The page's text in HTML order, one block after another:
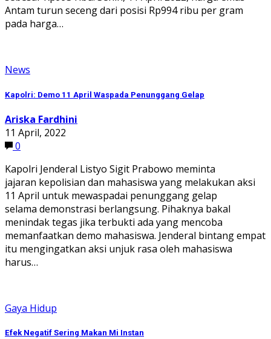
Antam turun seceng dari posisi Rp994 ribu per gram
pada harga…
News
Kapolri: Demo 11 April Waspada Penunggang Gelap
Ariska Fardhini
11 April, 2022
0
Kapolri Jenderal Listyo Sigit Prabowo meminta
jajaran kepolisian dan mahasiswa yang melakukan aksi
11 April untuk mewaspadai penunggang gelap
selama demonstrasi berlangsung. Pihaknya bakal
menindak tegas jika terbukti ada yang mencoba
memanfaatkan demo mahasiswa. Jenderal bintang empat
itu mengingatkan aksi unjuk rasa oleh mahasiswa
harus…
Gaya Hidup
Efek Negatif Sering Makan Mi Instan